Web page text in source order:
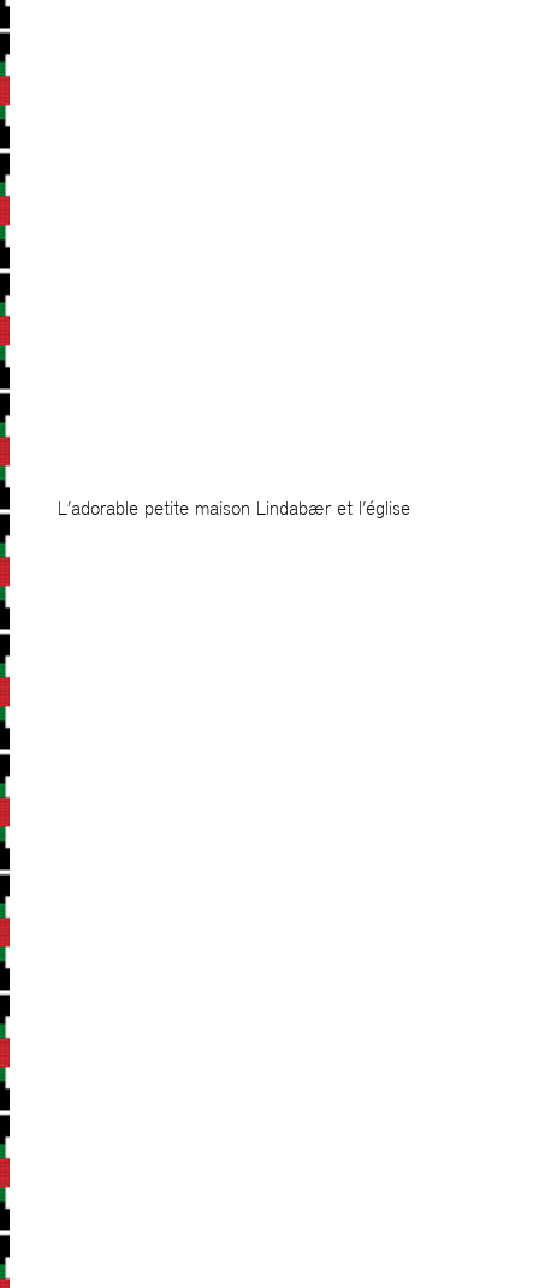
L’adorable petite maison Lindabær et l’église